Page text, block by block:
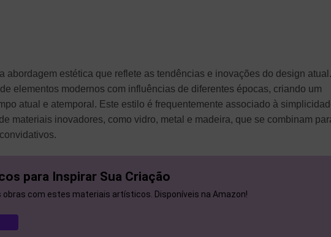
abordagem estética que reflete as tendências e inovações do design atual.
elementos modernos com influências de diferentes épocas, criando um
atual e atemporal. Este estilo é frequentemente associado à
materiais inovadores, como vidro, metal e madeira, que se combinam
para Inspirar Sua Criação
obras com estes materiais artísticos. Disponíveis na Amazon!